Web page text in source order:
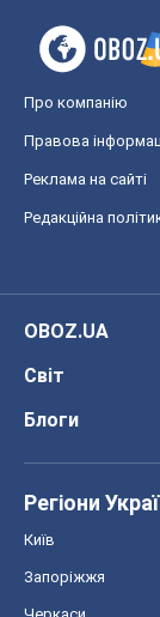
Про компанію
Правова
Реклама на сайті
Редакційна
OBOZ.UA
Світ
Блоги
Регіони
Київ
Запоріжжя